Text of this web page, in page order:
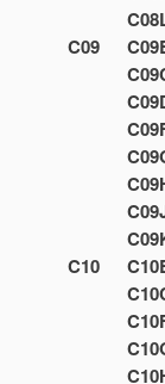
C09
C10